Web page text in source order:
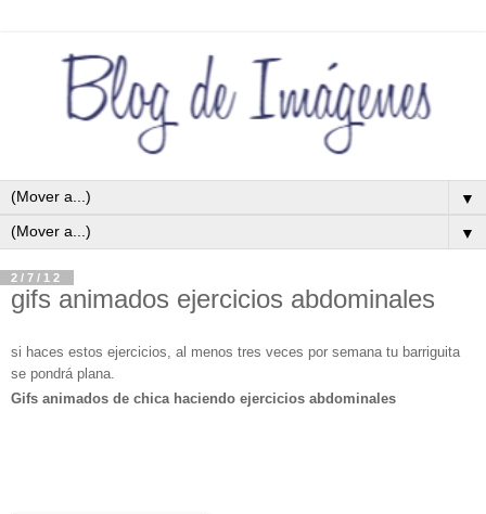
▼
▼
2/7/12
gifs animados ejercicios abdominales
si haces estos ejercicios, al menos tres veces por semana tu barriguita
se pondrá plana.
Gifs animados de chica haciendo ejercicios abdominales